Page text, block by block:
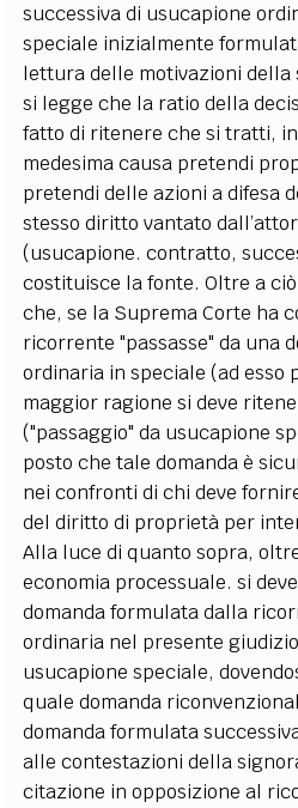
successiva di usucapione
speciale inizialmente
lettura delle motivazioni
si legge che la ratio della
fatto di ritenere che si tratti,
medesima causa pretendi
pretendi delle azioni a difesa
stesso diritto vantato
(usucapione. contratto,
costituisce la fonte. Oltre a
che, se la Suprema Corte ha
ricorrente "passasse" da una
ordinaria in speciale (ad esso
maggior ragione si deve
("passaggio" da usucapione
posto che tale domanda è
nei confronti di chi deve
del diritto di proprietà per
Alla luce di quanto sopra,
economia processuale. si
domanda formulata dalla
ordinaria nel presente
usucapione speciale,
quale domanda
domanda formulata
alle contestazioni della
citazione in opposizione al